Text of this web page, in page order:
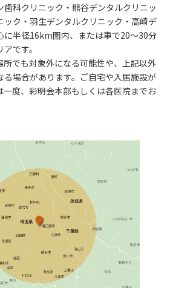
歯科クリニック・熊谷デンタルクリニッ
ック・羽生デンタルクリニック・高崎デ
に半径16km圏内、または車で20～30分
です。
所でも対象外になる可能性や、上記以外
る場合があります。ご自宅や入居施設が
一度、彩明会本部もしくは各医院までお